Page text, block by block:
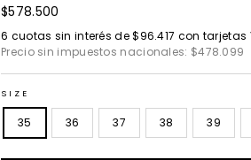
Precio
$578.500
6 cuotas sin interés de$96.417 con tarjetas
Precio sin impuestos nacionales: $478.099
SIZE
35 36 37 38 39